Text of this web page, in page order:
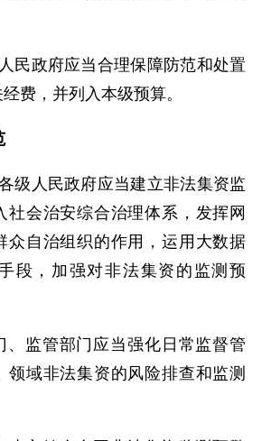
民政府应当合理保障防范和处置
费，并列入本级预算。
级人民政府应当建立非法集资监
社会治安综合治理体系，发挥网
众自治组织的作用，运用大数据
段，加强对非法集资的监测预
、监管部门应当强化日常监督管
领域非法集资的风险排查和监测